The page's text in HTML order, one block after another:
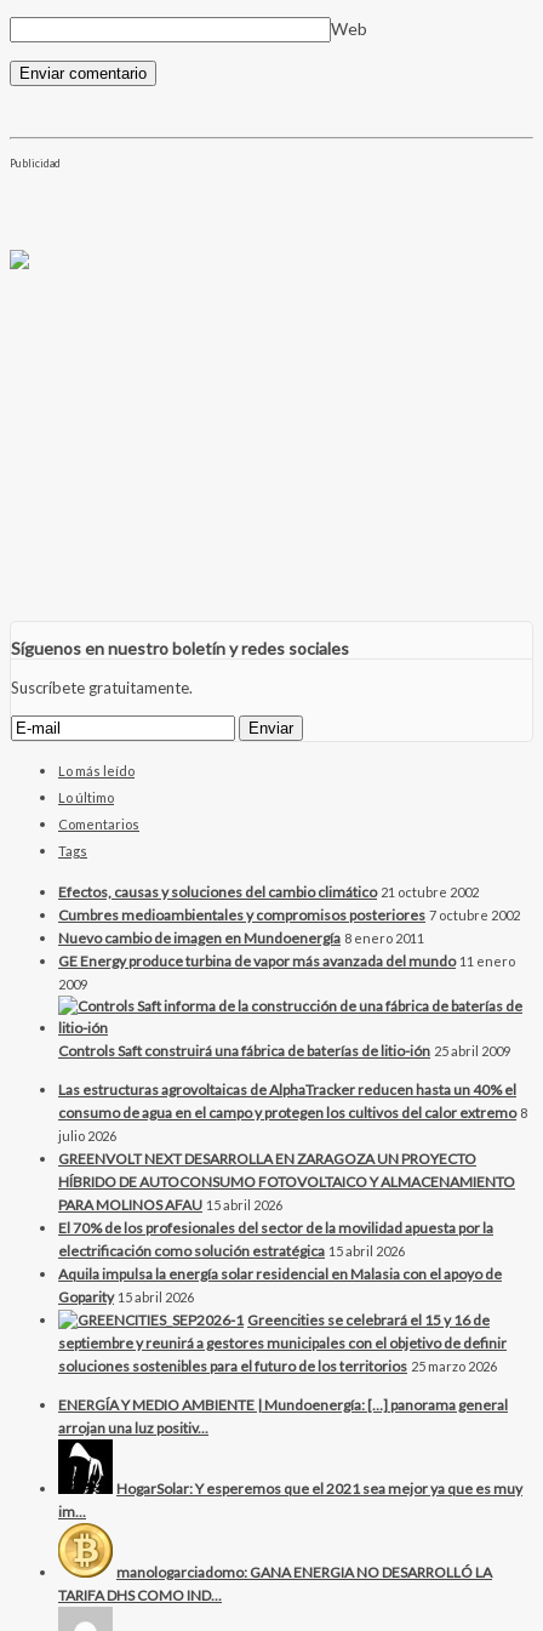
Web
Publicidad
Síguenos en nuestro boletín y redes sociales
Suscríbete gratuitamente.
Lo más leído
Lo último
Comentarios
Tags
Efectos, causas y soluciones del cambio climático 21 octubre 2002
Cumbres medioambientales y compromisos posteriores 7 octubre 2002
Nuevo cambio de imagen en Mundoenergía 8 enero 2011
GE Energy produce turbina de vapor más avanzada del mundo 11 enero
2009
Controls Saft construirá una fábrica de baterías de litio-ión 25 abril 2009
Las estructuras agrovoltaicas de AlphaTracker reducen hasta un 40% el
consumo de agua en el campo y protegen los cultivos del calor extremo 8
julio 2026
GREENVOLT NEXT DESARROLLA EN ZARAGOZA UN PROYECTO
HÍBRIDO DE AUTOCONSUMO FOTOVOLTAICO Y ALMACENAMIENTO
PARA MOLINOS AFAU 15 abril 2026
El 70% de los profesionales del sector de la movilidad apuesta por la
electrificación como solución estratégica 15 abril 2026
Aquila impulsa la energía solar residencial en Malasia con el apoyo de
Goparity 15 abril 2026
Greencities se celebrará el 15 y 16 de
septiembre y reunirá a gestores municipales con el objetivo de definir
soluciones sostenibles para el futuro de los territorios 25 marzo 2026
ENERGÍA Y MEDIO AMBIENTE | Mundoenergía: […] panorama general
arrojan una luz positiv...
HogarSolar: Y esperemos que el 2021 sea mejor ya que es muy
im...
manologarciadomo: GANA ENERGIA NO DESARROLLÓ LA
TARIFA DHS COMO IND...